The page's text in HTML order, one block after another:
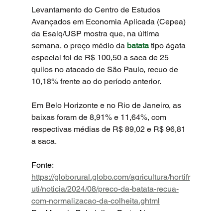
Levantamento do Centro de Estudos
Avançados em Economia Aplicada (Cepea)
da Esalq/USP mostra que, na última
semana, o preço médio da batata tipo ágata
especial foi de R$ 100,50 a saca de 25
quilos no atacado de São Paulo, recuo de
10,18% frente ao do período anterior.
Em Belo Horizonte e no Rio de Janeiro, as
baixas foram de 8,91% e 11,64%, com
respectivas médias de R$ 89,02 e R$ 96,81
a saca.
Fonte:
https://globorural.globo.com/agricultura/hortifr
uti/noticia/2024/08/preco-da-batata-recua-
com-normalizacao-da-colheita.ghtml
🌟 Ceasa Digital
👋 Como posso te ajudar?